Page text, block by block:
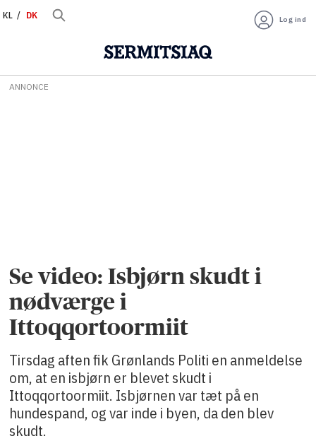
KL DK Log ind
ANNONCE
Se video: Isbjørn skudt i
nødværge i
Ittoqqortoormiit
Tirsdag aften fik Grønlands Politi en anmeldelse
om, at en isbjørn er blevet skudt i
Ittoqqortoormiit. Isbjørnen var tæt på en
hundespand, og var inde i byen, da den blev
skudt.